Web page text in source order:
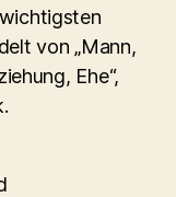
von „Mann,
Ehe“,